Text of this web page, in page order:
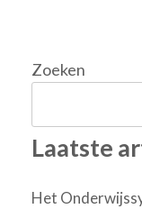
Zoeken
Laatste
Het